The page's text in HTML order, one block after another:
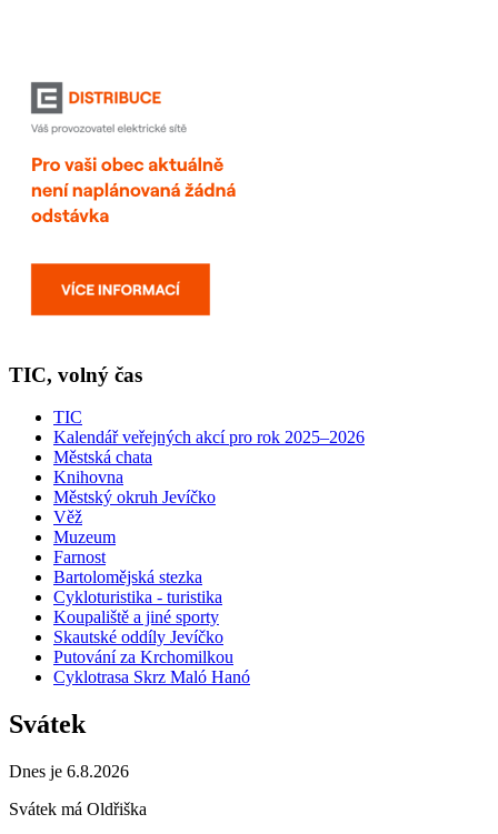
TIC, volný čas
TIC
Kalendář veřejných akcí pro rok 2025–2026
Městská chata
Knihovna
Městský okruh Jevíčko
Věž
Muzeum
Farnost
Bartolomějská stezka
Cykloturistika - turistika
Koupaliště a jiné sporty
Skautské oddíly Jevíčko
Putování za Krchomilkou
Cyklotrasa Skrz Maló Hanó
Svátek
Dnes je 6.8.2026
Svátek má Oldřiška